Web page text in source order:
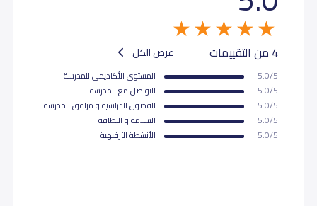
4 من التقييمات عرض الكل
5.0/5
المستوى اﻷكاديمى للمدرسة
5.0/5
التواصل مع المدرسة
5.0/5
الفصول الدراسية و مرافق المدرسة
5.0/5
السلامة و النظافة
5.0/5
اﻷنشطة الترفيهية